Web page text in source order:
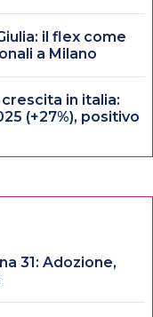
il flex come
a Milano
in italia:
(+27%), positivo
31: Adozione,